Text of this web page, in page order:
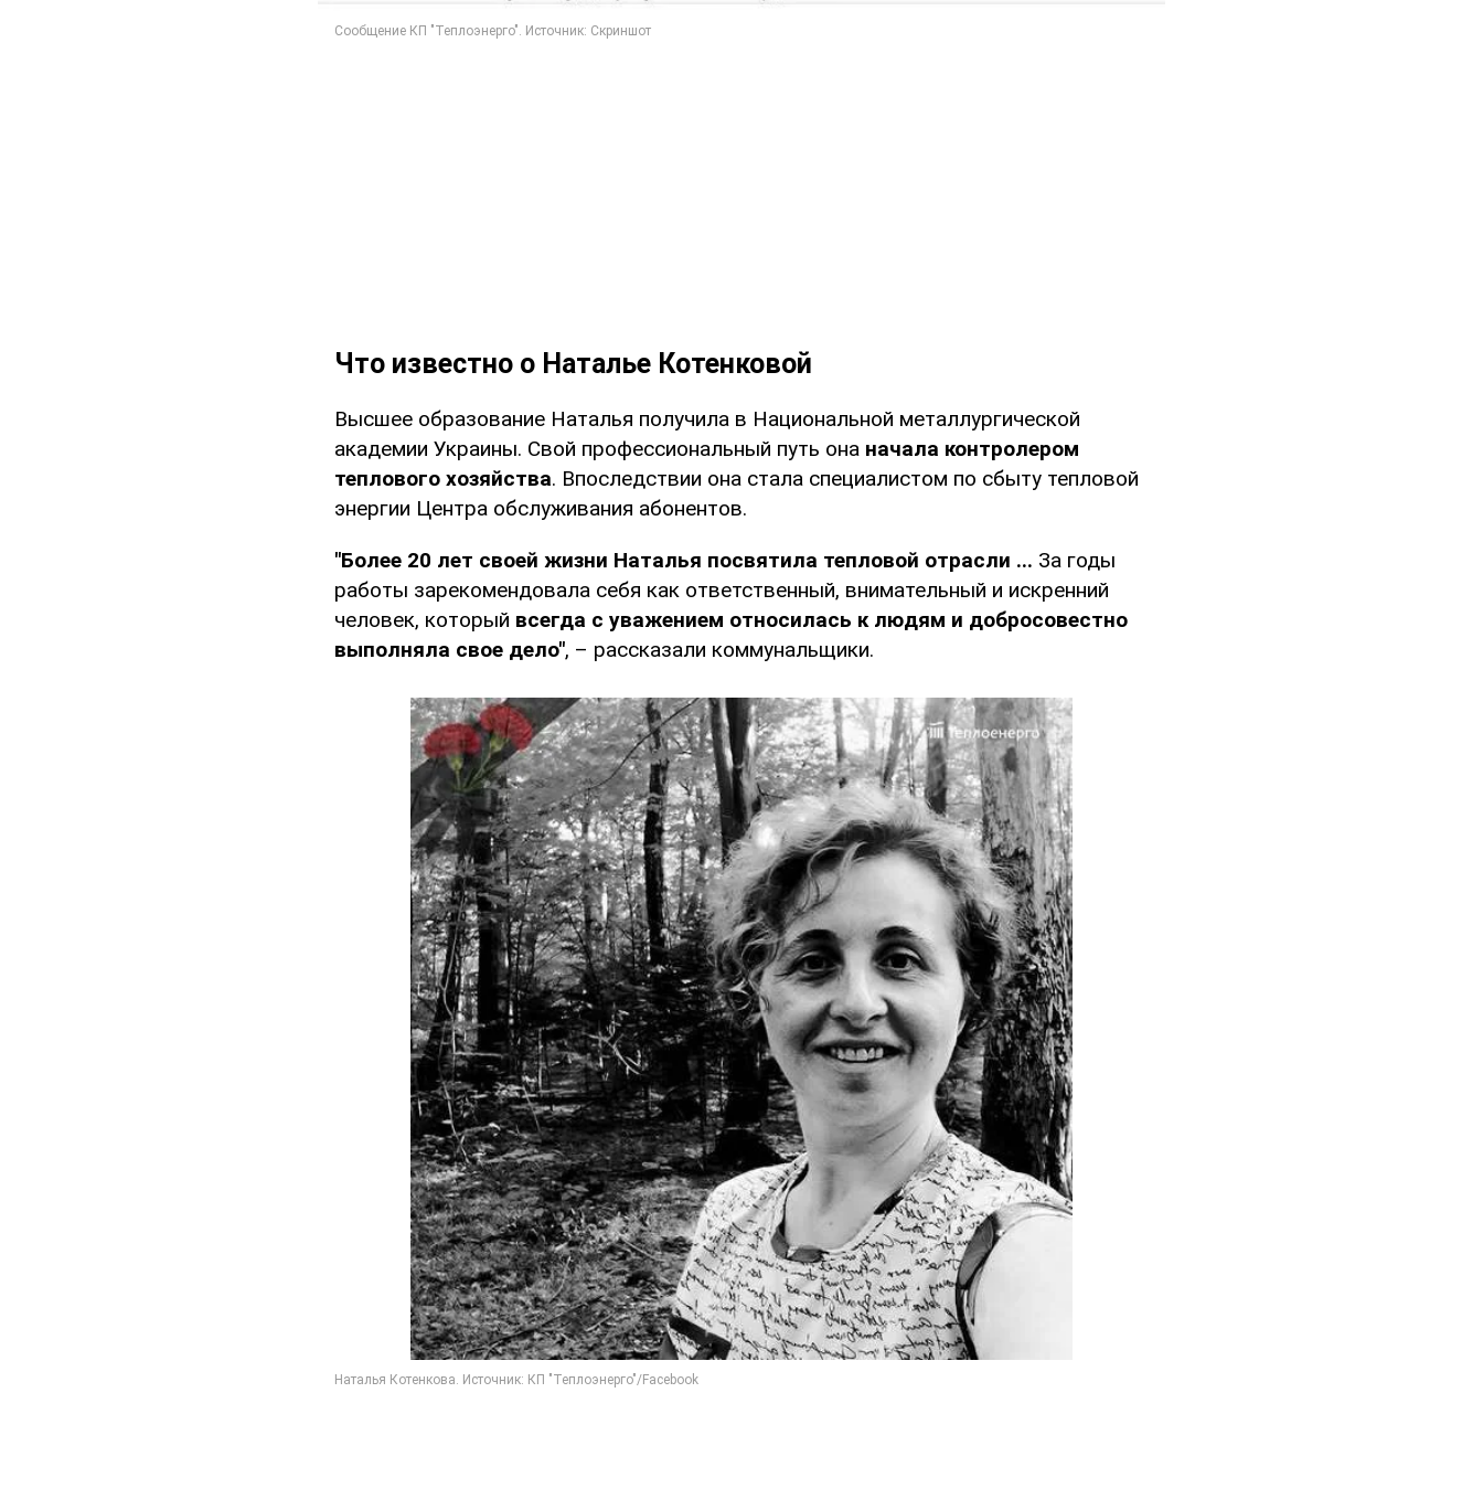
Что известно о Наталье Котенковой
Высшее образование Наталья получила в Национальной металлургической
академии Украины. Свой профессиональный путь она начала контролером
теплового хозяйства. Впоследствии она стала специалистом по сбыту тепловой
энергии Центра обслуживания абонентов.
"Более 20 лет своей жизни Наталья посвятила тепловой отрасли ... За годы
работы зарекомендовала себя как ответственный, внимательный и искренний
человек, который всегда с уважением относилась к людям и добросовестно
выполняла свое дело", – рассказали коммунальщики.